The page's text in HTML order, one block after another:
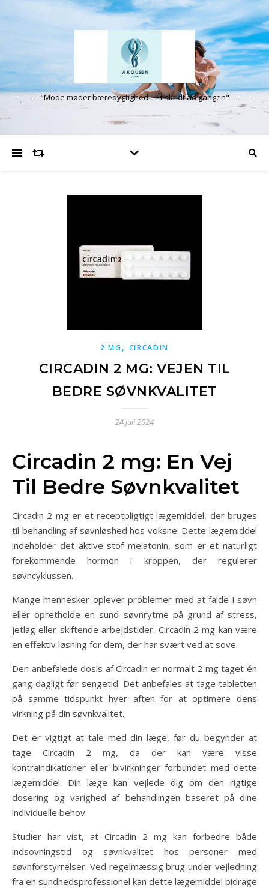
"Mode møder bæredygtighed – Ét skridt ad gangen"
2 MG, CIRCADIN
CIRCADIN 2 MG: VEJEN TIL
BEDRE SØVNKVALITET
24 juli 2024
Circadin 2 mg: En Vej
Til Bedre Søvnkvalitet
Circadin 2 mg er et receptpligtigt lægemiddel, der bruges
til behandling af søvnløshed hos voksne. Dette lægemiddel
indeholder det aktive stof melatonin, som er et naturligt
forekommende hormon i kroppen, der regulerer
søvncyklussen.
Mange mennesker oplever problemer med at falde i søvn
eller opretholde en sund søvnrytme på grund af stress,
jetlag eller skiftende arbejdstider. Circadin 2 mg kan være
en effektiv løsning for dem, der har svært ved at sove.
Den anbefalede dosis af Circadin er normalt 2 mg taget én
gang dagligt før sengetid. Det anbefales at tage tabletten
på samme tidspunkt hver aften for at optimere dens
virkning på din søvnkvalitet.
Det er vigtigt at tale med din læge, før du begynder at
tage Circadin 2 mg, da der kan være visse
kontraindikationer eller bivirkninger forbundet med dette
lægemiddel. Din læge kan vejlede dig om den rigtige
dosering og varighed af behandlingen baseret på dine
individuelle behov.
Studier har vist, at Circadin 2 mg kan forbedre både
indsovningstid og søvnkvalitet hos personer med
søvnforstyrrelser. Ved regelmæssig brug under vejledning
fra en sundhedsprofessionel kan dette lægemiddel bidrage